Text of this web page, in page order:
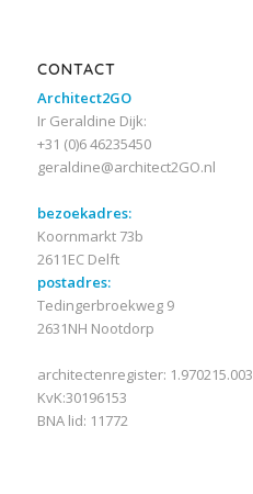
CONTACT
Architect2GO
Ir Geraldine Dijk:
+31 (0)6 46235450
geraldine@architect2GO.nl
bezoekadres:
Koornmarkt 73b
2611EC Delft
postadres:
Tedingerbroekweg 9
2631NH Nootdorp
architectenregister: 1.970215.003
KvK:30196153
BNA lid: 11772